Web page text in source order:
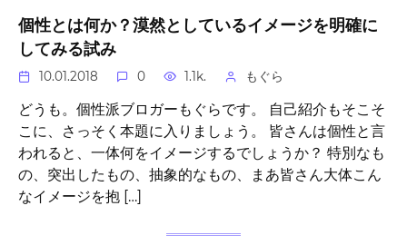
個性とは何か？漠然としているイメージを明確に
してみる試み
10.01.2018 0 1.1k. もぐら
どうも。個性派ブロガーもぐらです。 自己紹介もそこそ
こに、さっそく本題に入りましょう。 皆さんは個性と言
われると、一体何をイメージするでしょうか？ 特別なも
の、突出したもの、抽象的なもの、まあ皆さん大体こん
なイメージを抱 […]